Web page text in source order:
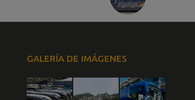
GALERÍA DE IMÁGENES